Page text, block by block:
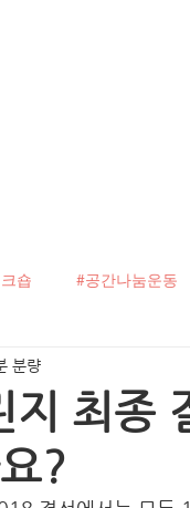
숍 #공간나눔운동
#C!talk
최종
?
분량